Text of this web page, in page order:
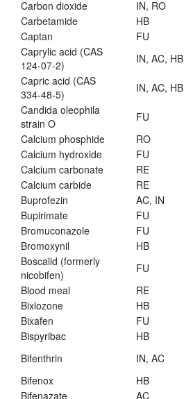
Carbon dioxide
IN, RO
Carbetamide
HB
Captan
FU
Caprylic acid (CAS
124-07-2)
IN, AC, HB
Capric acid (CAS
334-48-5)
IN, AC, HB
Candida oleophila
strain O
FU
Calcium phosphide
RO
Calcium hydroxide
FU
Calcium carbonate
RE
Calcium carbide
RE
Buprofezin
AC, IN
Bupirimate
FU
Bromuconazole
FU
Bromoxynil
HB
Boscalid (formerly
nicobifen)
FU
Blood meal
RE
Bixlozone
HB
Bixafen
FU
Bispyribac
HB
Bifenthrin
IN, AC
Bifenox
HB
Bifenazate
AC